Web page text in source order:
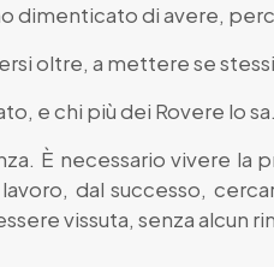
dimenticato di avere,
oltre, a mettere se
e chi più dei Rovere lo sa.
È necessario vivere
dal successo,
vissuta, senza alcun